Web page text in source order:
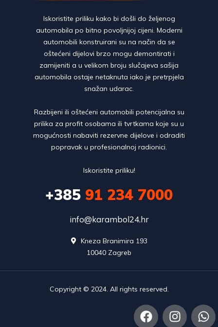
Iskoristite priliku kako bi došli do željenog
automobila po bitno povoljnijoj cijeni. Moderni
automobili konstruirani su na način da se
oštećeni dijelovi brzo mogu demontirati i
zamijeniti a u velikom broju slučajeva sašija
automobila ostaje netaknuta iako je pretrpjela
snažan udarac.
Razbijeni ili oštećeni automobili potencijalna su
prilika za profit osobama ili tvrtkama koje su u
mogućnosti nabaviti rezervne dijelove i odraditi
popravak u profesionalnoj radionici.
Iskoristite priliku!
+385 91 234 7000
info@karambol24.hr
Kneza Branimira 193
10040 Zagreb
Copyright © 2024. All rights reserved.